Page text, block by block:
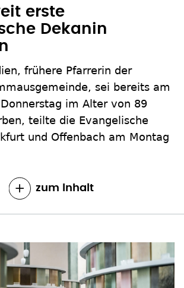
erste
Dekanin
frühere Pfarrerin der
sei bereits am
im Alter von 89
teilte die Evangelische
und Offenbach am Montag
zum Inhalt